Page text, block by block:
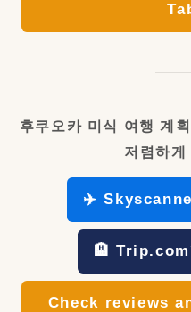
후쿠오카 미식 여행 계
저렴하
✈️
🏨 Trip.com
Check reviews